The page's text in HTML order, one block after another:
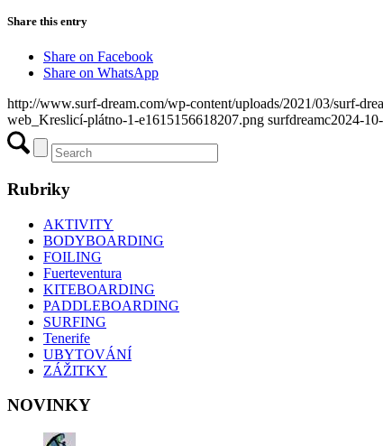
Share this entry
Share on Facebook
Share on WhatsApp
http://www.surf-dream.com/wp-content/uploads/2021/03/surf-
web_Kreslicí-plátno-1-e1615156618207.png surfdreamc2024-
Rubriky
AKTIVITY
BODYBOARDING
FOILING
Fuerteventura
KITEBOARDING
PADDLEBOARDING
SURFING
Tenerife
UBYTOVÁNÍ
ZÁŽITKY
NOVINKY